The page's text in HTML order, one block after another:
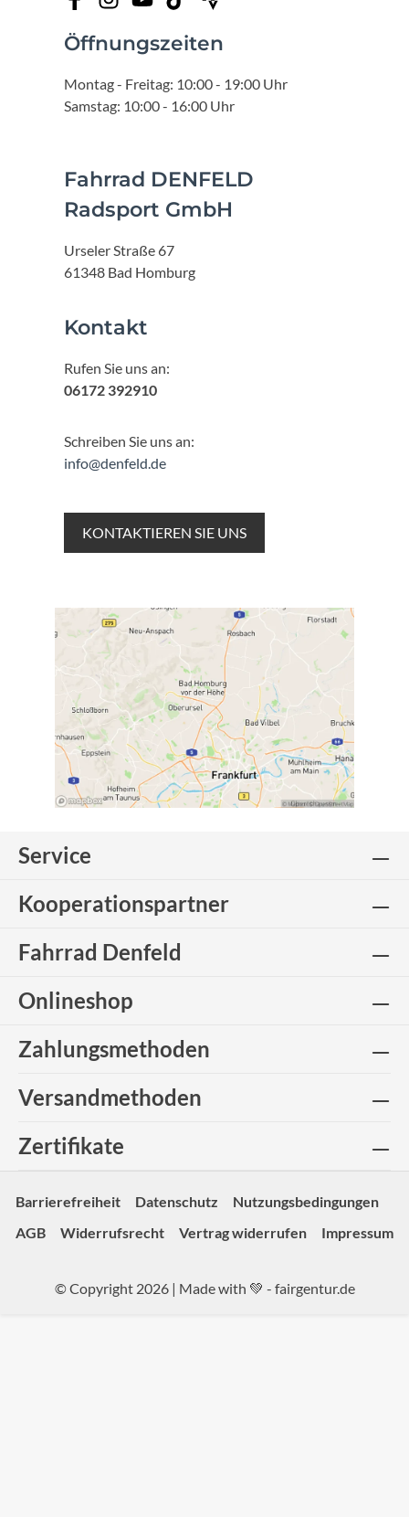
Öffnungszeiten
Montag - Freitag: 10:00 - 19:00 Uhr
Samstag: 10:00 - 16:00 Uhr
Fahrrad DENFELD
Radsport GmbH
Urseler Straße 67
61348 Bad Homburg
Kontakt
Rufen Sie uns an:
06172 392910
Schreiben Sie uns an:
info@denfeld.de
KONTAKTIEREN SIE UNS
Service
Kooperationspartner
Fahrrad Denfeld
Onlineshop
Zahlungsmethoden
Versandmethoden
Zertifikate
Barrierefreiheit Datenschutz
Nutzungsbedingungen
AGB
Widerrufsrecht Vertrag widerrufen Impressum
© Copyright 2026 | Made with 💚 - fairgentur.de